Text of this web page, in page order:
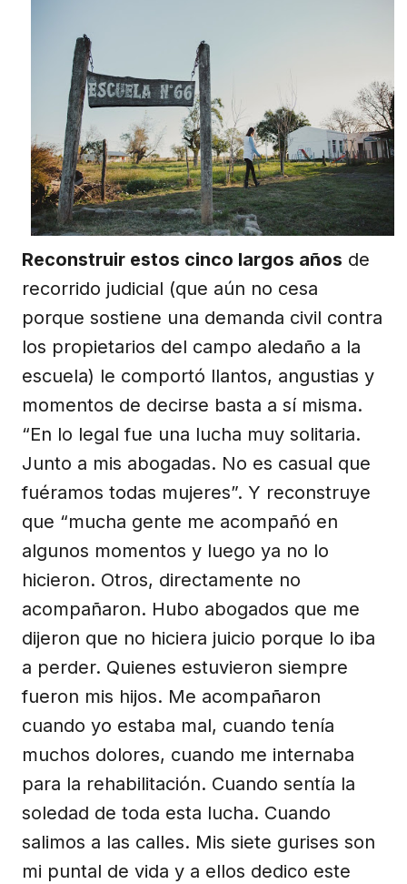
Reconstruir estos cinco largos años de
recorrido judicial (que aún no cesa
porque sostiene una demanda civil contra
los propietarios del campo aledaño a la
escuela) le comportó llantos, angustias y
momentos de decirse basta a sí misma.
“En lo legal fue una lucha muy solitaria.
Junto a mis abogadas. No es casual que
fuéramos todas mujeres”. Y reconstruye
que “mucha gente me acompañó en
algunos momentos y luego ya no lo
hicieron. Otros, directamente no
acompañaron. Hubo abogados que me
dijeron que no hiciera juicio porque lo iba
a perder. Quienes estuvieron siempre
fueron mis hijos. Me acompañaron
cuando yo estaba mal, cuando tenía
muchos dolores, cuando me internaba
para la rehabilitación. Cuando sentía la
soledad de toda esta lucha. Cuando
salimos a las calles. Mis siete gurises son
mi puntal de vida y a ellos dedico este